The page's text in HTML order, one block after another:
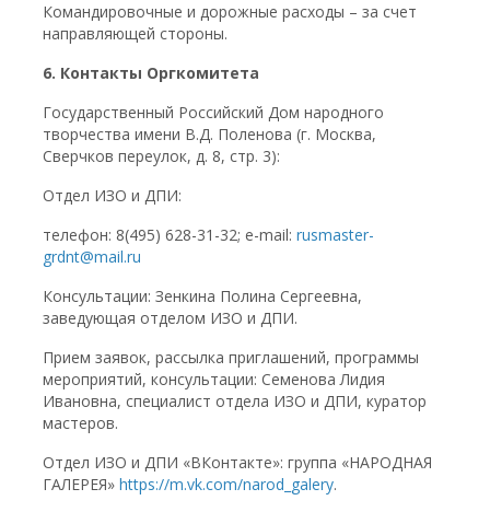
Командировочные и дорожные расходы – за счет
направляющей стороны.
6. Контакты Оргкомитета
Государственный Российский Дом народного
творчества имени В.Д. Поленова (г. Москва,
Сверчков переулок, д. 8, стр. 3):
Отдел ИЗО и ДПИ:
телефон: 8(495) 628-31-32; e-mail:rusmaster-
grdnt@mail.ru
Консультации: Зенкина Полина Сергеевна,
заведующая отделом ИЗО и ДПИ.
Прием заявок, рассылка приглашений, программы
мероприятий, консультации: Семенова Лидия
Ивановна, специалист отдела ИЗО и ДПИ, куратор
мастеров.
Отдел ИЗО и ДПИ «ВКонтакте»: группа «НАРОДНАЯ
ГАЛЕРЕЯ»https://m.vk.com/narod_galery.